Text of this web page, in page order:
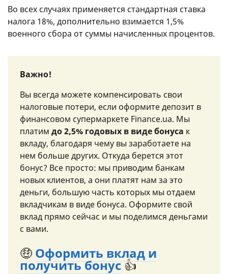
Во всех случаях применяется стандартная ставка
налога 18%, дополнительно взимается 1,5%
военного сбора от суммы начисленных процентов.
Важно!
Вы всегда можете компенсировать свои
налоговые потери, если оформите депозит в
финансовом супермаркете Finance.ua. Мы
платим до 2,5% годовых в виде бонуса к
вкладу, благодаря чему вы заработаете на
нем больше других. Откуда берется этот
бонус? Все просто: мы приводим банкам
новых клиентов, а они платят нам за это
деньги, большую часть которых мы отдаем
вкладчикам в виде бонуса. Оформите свой
вклад прямо сейчас и мы поделимся деньгами
с вами.
🤑 Оформить вклад и
получить бонус👍